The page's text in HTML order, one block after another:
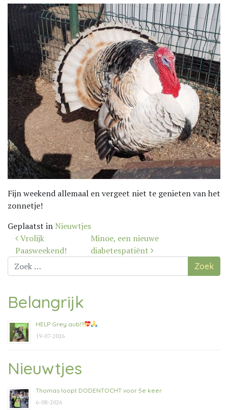
Fijn weekend allemaal en vergeet niet te genieten van het
zonnetje!
Geplaatst in Nieuwtjes
Bericht
navigatie
Vrolijk
Paasweekend!
Minoe, een nieuwe
diabetespatiënt
Zoek
naar:
Belangrijk
HELP Grey aub!?
19-07-2026
Nieuwtjes
Thomas loopt DODENTOCHT voor 5e keer
6-08-2026